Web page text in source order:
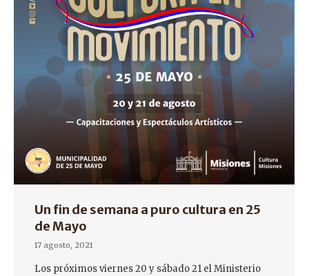
Un fin de semana a puro cultura en 25
de Mayo
17 agosto, 2021
Los próximos viernes 20 y sábado 21 el Ministerio